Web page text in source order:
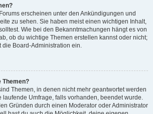
erscheinen unter den Ankündigungen und
zu sehen. Sie haben meist einen wichtigen Inhalt,
Wie bei den Bekanntmachungen hängt es von
ob du wichtige Themen erstellen kannst oder nicht;
Board-Administration ein.
Themen?
Themen, in denen nicht mehr geantwortet werden
laufende Umfrage, falls vorhanden, beendet wurde.
Gründen durch einen Moderator oder Administrator